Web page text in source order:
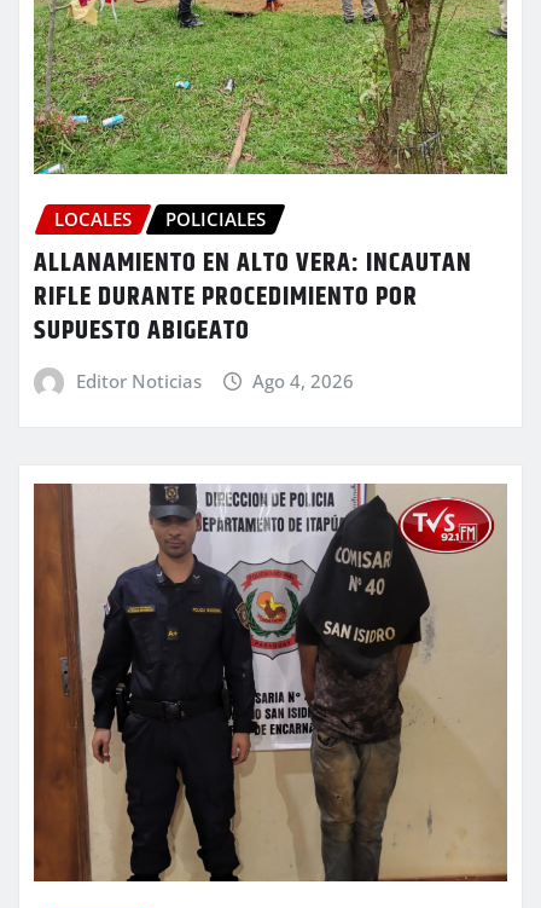
LOCALES POLICIALES
ALLANAMIENTO EN ALTO VERA: INCAUTAN
RIFLE DURANTE PROCEDIMIENTO POR
SUPUESTO ABIGEATO
Editor Noticias Ago 4, 2026